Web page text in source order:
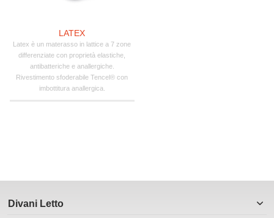
LATEX
Latex è un materasso in lattice a 7 zone
differenziate con proprietà elastiche,
antibatteriche e anallergiche.
Rivestimento sfoderabile Tencel® con
imbottitura anallergica.
Divani Letto